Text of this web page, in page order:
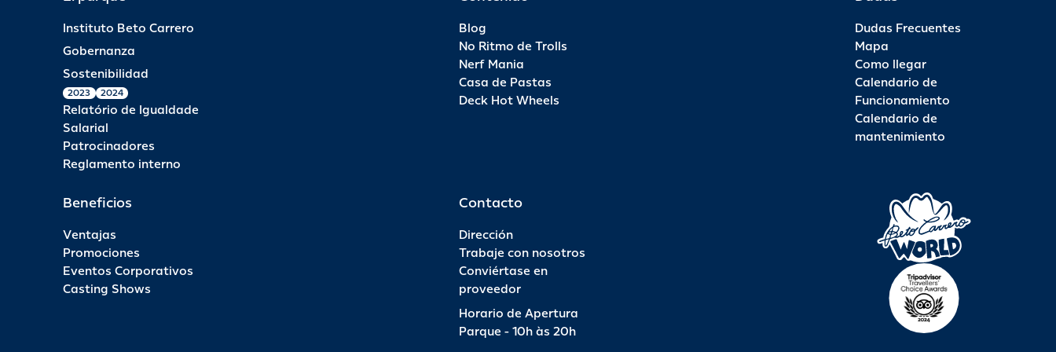
Instituto Beto Carrero
Gobernanza
Sostenibilidad
2023 2024
Relatório de Igualdade
Salarial
Patrocinadores
Reglamento interno
Blog
No Ritmo de Trolls
Nerf Mania
Casa de Pastas
Deck Hot Wheels
Dudas Frecuentes
Mapa
Como llegar
Calendario de
Funcionamiento
Calendario de
mantenimiento
Beneficios
Ventajas
Promociones
Eventos Corporativos
Casting Shows
Contacto
Dirección
Trabaje con nosotros
Conviértase en
proveedor
Horario de Apertura
Parque - 10h às 20h